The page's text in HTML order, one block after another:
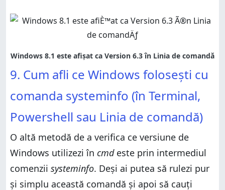
9. Cum afli ce Windows folosești cu
comanda systeminfo (în Terminal,
Powershell sau Linia de comandă)
O altă metodă de a verifica ce versiune de
Windows utilizezi în cmdeste prin intermediul
comenzii systeminfo. Deși ai putea să rulezi pur
și simplu această comandă și apoi să cauți